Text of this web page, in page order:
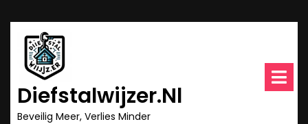
naar
inhoud
Diefstalwijzer.nl
Beveilig Meer, Verlies Minder